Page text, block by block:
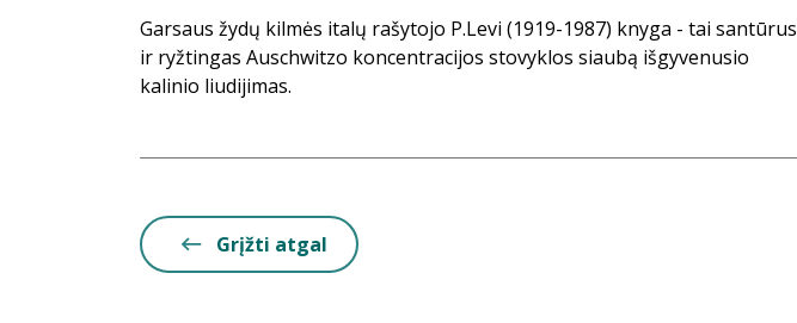
Garsaus žydų kilmės italų rašytojo P.Levi (1919-1987) knyga - tai santūrus
ir ryžtingas Auschwitzo koncentracijos stovyklos siaubą išgyvenusio
kalinio liudijimas.
Grįžti atgal